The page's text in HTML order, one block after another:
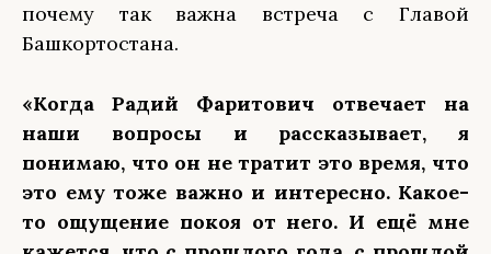
почему так важна встреча с Главой
Башкортостана.
«Когда Радий Фаритович отвечает на
наши вопросы и рассказывает, я
понимаю, что он не тратит это время, что
это ему тоже важно и интересно. Какое-
то ощущение покоя от него. И ещё мне